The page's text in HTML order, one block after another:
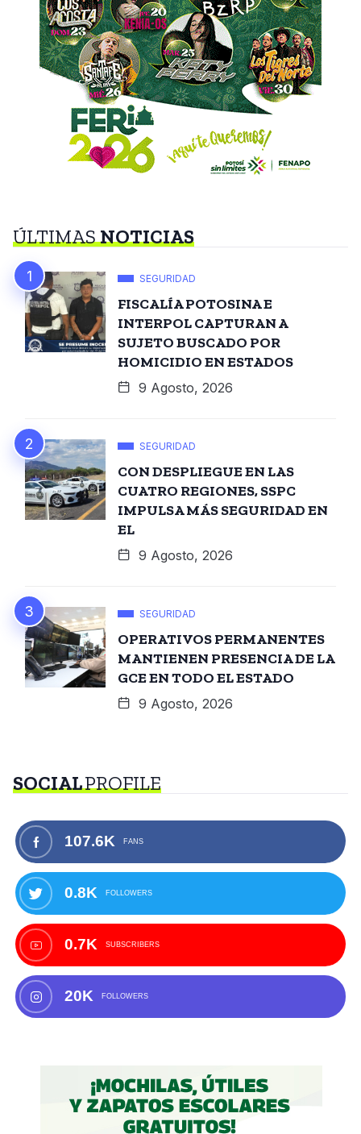
ÚLTIMASNOTICIAS
SEGURIDAD
FISCALÍA POTOSINA E
INTERPOL CAPTURAN A
SUJETO BUSCADO POR
HOMICIDIO EN ESTADOS
9 Agosto, 2026
SEGURIDAD
CON DESPLIEGUE EN LAS
CUATRO REGIONES, SSPC
IMPULSA MÁS SEGURIDAD EN
EL
9 Agosto, 2026
SEGURIDAD
OPERATIVOS PERMANENTES
MANTIENEN PRESENCIA DE LA
GCE EN TODO EL ESTADO
9 Agosto, 2026
SOCIALPROFILE
107.6K FANS
0.8K FOLLOWERS
0.7K SUBSCRIBERS
20K FOLLOWERS